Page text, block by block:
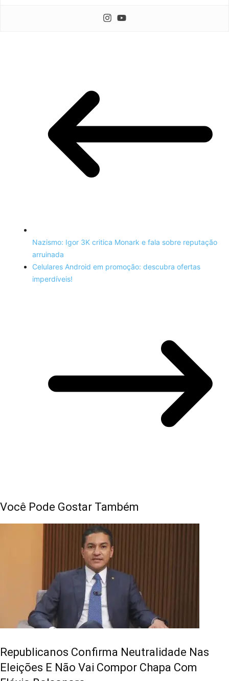
Nazismo: Igor 3K critica Monark e fala sobre reputação
arruinada
Celulares Android em promoção: descubra ofertas
imperdíveis!
Você Pode Gostar Também
Republicanos Confirma Neutralidade Nas
Eleições E Não Vai Compor Chapa Com